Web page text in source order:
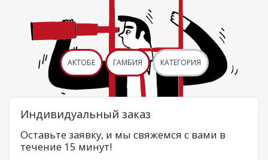
Индивидуальный заказ
Оставьте заявку, и мы свяжемся с вами в
течение 15 минут!
АКТОБЕ ГАМБИЯ КАТЕГОРИЯ